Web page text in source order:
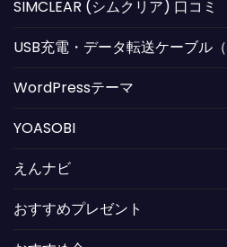
SIMCLEAR (シムクリア) 口コミ
USB充電・データ転送ケーブル（
WordPressテーマ
YOASOBI
えんナビ
おすすめプレゼント